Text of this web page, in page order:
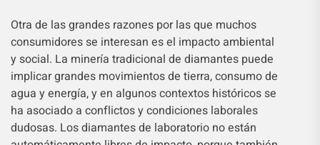
Otra de las grandes razones por las que muchos
consumidores se interesan es el impacto ambiental
y social. La minería tradicional de diamantes puede
implicar grandes movimientos de tierra, consumo de
agua y energía, y en algunos contextos históricos se
ha asociado a conflictos y condiciones laborales
dudosas. Los diamantes de laboratorio no están